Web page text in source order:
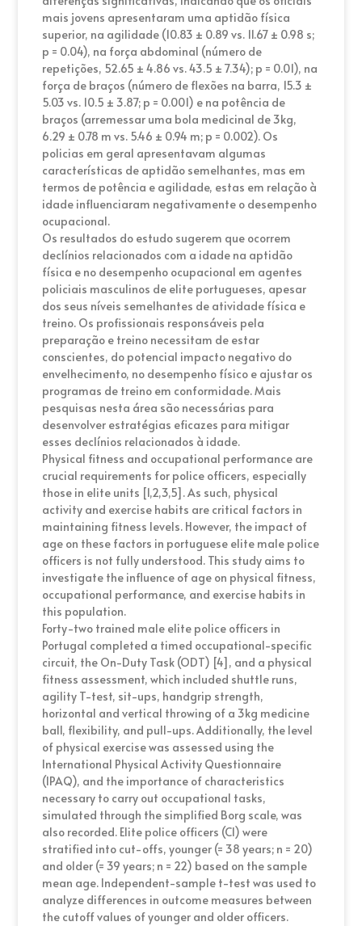
mais jovens apresentaram uma aptidão física
superior, na agilidade (10.83 ± 0.89 vs. 11.67 ± 0.98 s;
p = 0.04), na força abdominal (número de
repetições, 52.65 ± 4.86 vs. 43.5 ± 7.34); p = 0.01), na
força de braços (número de flexões na barra, 15.3 ±
5.03 vs. 10.5 ± 3.87; p = 0.001) e na potência de
braços (arremessar uma bola medicinal de 3kg,
6.29 ± 0.78 m vs. 5.46 ± 0.94 m; p = 0.002). Os
policias em geral apresentavam algumas
características de aptidão semelhantes, mas em
termos de potência e agilidade, estas em relação à
idade influenciaram negativamente o desempenho
ocupacional.
Os resultados do estudo sugerem que ocorrem
declínios relacionados com a idade na aptidão
física e no desempenho ocupacional em agentes
policiais masculinos de elite portugueses, apesar
dos seus níveis semelhantes de atividade física e
treino. Os profissionais responsáveis pela
preparação e treino necessitam de estar
conscientes, do potencial impacto negativo do
envelhecimento, no desempenho físico e ajustar os
programas de treino em conformidade. Mais
pesquisas nesta área são necessárias para
desenvolver estratégias eficazes para mitigar
esses declínios relacionados à idade.
Physical fitness and occupational performance are
crucial requirements for police officers, especially
those in elite units [1,2,3,5]. As such, physical
activity and exercise habits are critical factors in
maintaining fitness levels. However, the impact of
age on these factors in portuguese elite male police
officers is not fully understood. This study aims to
investigate the influence of age on physical fitness,
occupational performance, and exercise habits in
this population.
Forty-two trained male elite police officers in
Portugal completed a timed occupational-specific
circuit, the On-Duty Task (ODT) [4], and a physical
fitness assessment, which included shuttle runs,
agility T-test, sit-ups, handgrip strength,
horizontal and vertical throwing of a 3kg medicine
ball, flexibility, and pull-ups. Additionally, the level
of physical exercise was assessed using the
International Physical Activity Questionnaire
(IPAQ), and the importance of characteristics
necessary to carry out occupational tasks,
simulated through the simplified Borg scale, was
also recorded. Elite police officers (CI) were
stratified into cut-offs, younger (= 38 years; n = 20)
and older (= 39 years; n = 22) based on the sample
mean age. Independent-sample t-test was used to
analyze differences in outcome measures between
the cutoff values of younger and older officers.